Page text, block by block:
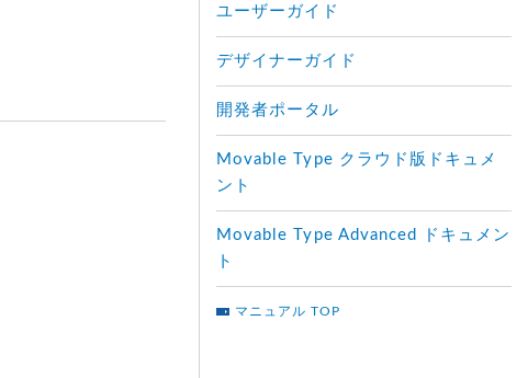
ユーザーガイド
デザイナーガイド
開発者ポータル
Movable Type クラウド版ドキュメ
ント
Movable Type Advanced ドキュメン
ト
マニュアル TOP